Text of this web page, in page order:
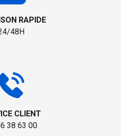
RAPIDE
48H
CLIENT
38 63 00